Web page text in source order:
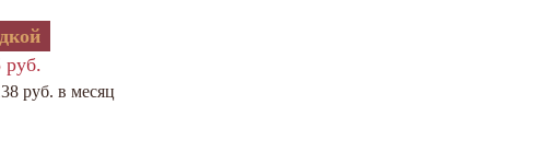
руб.
руб. в месяц